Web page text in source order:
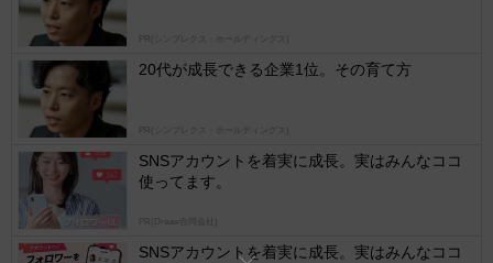
PR(シンプレクス・ホールディングス)
20代が成長できる企業1位。その育て方
PR(シンプレクス・ホールディングス)
SNSアカウントを着実に成長。実はみんなココ
使ってます。
PR(Dreaw合同会社)
SNSアカウントを着実に成長。実はみんなココ